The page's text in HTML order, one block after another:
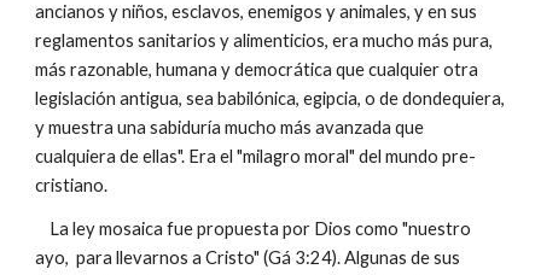
ancianos y niños, esclavos, enemigos y animales, y en sus
reglamentos sanitarios y alimenticios, era mucho más pura,
más razonable, humana y democrática que cualquier otra
legislación antigua, sea babilónica, egipcia, o de dondequiera,
y muestra una sabiduría mucho más avanzada que
cualquiera de ellas". Era el "milagro moral" del mundo pre-
cristiano.
La ley mosaica fue propuesta por Dios como "nuestro
ayo, para llevarnos a Cristo" (Gá 3:24). Algunas de sus